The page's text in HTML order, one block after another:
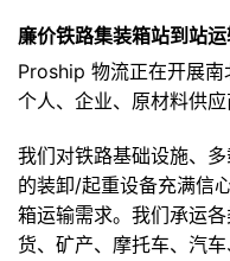
廉价铁路集装箱站到站
Proship 物流正在开展
个人、企业、原材料供应
我们对铁路基础设施、
的装卸/起重设备充满信
箱运输需求。我们承运
货、矿产、摩托车、汽